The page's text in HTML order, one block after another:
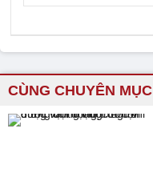
CÙNG CHUYÊN MỤC